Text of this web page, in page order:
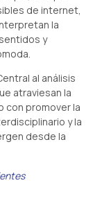
de internet,
la
y
al análisis
atraviesan la
con promover la
y la
desde la